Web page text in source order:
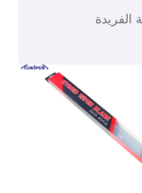
الفريدة